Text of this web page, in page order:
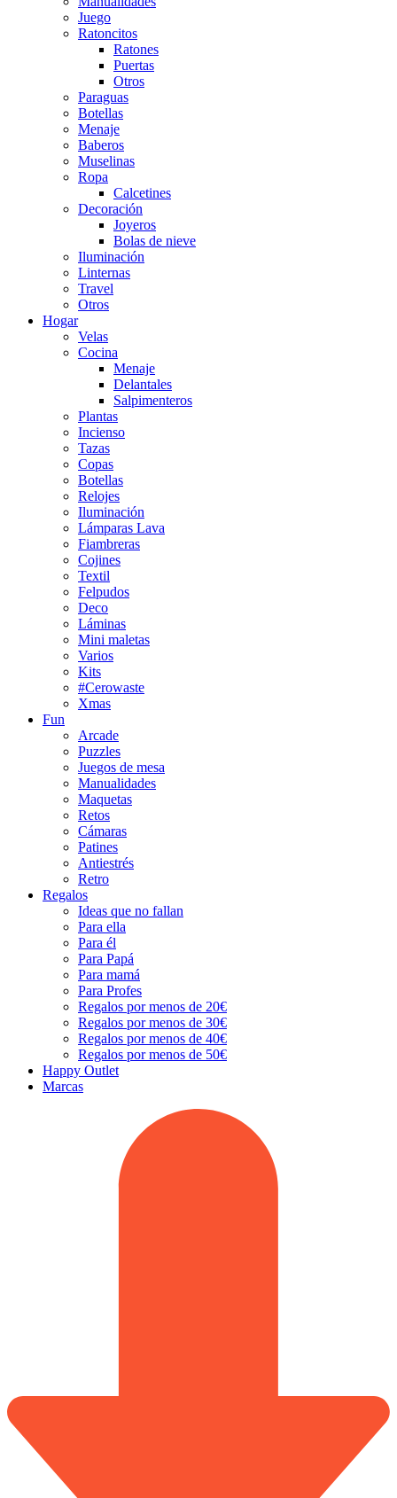
Juego
Ratoncitos
Ratones
Puertas
Otros
Paraguas
Botellas
Menaje
Baberos
Muselinas
Ropa
Calcetines
Decoración
Joyeros
Bolas de nieve
Iluminación
Linternas
Travel
Otros
Hogar
Velas
Cocina
Menaje
Delantales
Salpimenteros
Plantas
Incienso
Tazas
Copas
Botellas
Relojes
Iluminación
Lámparas Lava
Fiambreras
Cojines
Textil
Felpudos
Deco
Láminas
Mini maletas
Varios
Kits
#Cerowaste
Xmas
Fun
Arcade
Puzzles
Juegos de mesa
Manualidades
Maquetas
Retos
Cámaras
Patines
Antiestrés
Retro
Regalos
Ideas que no fallan
Para ella
Para él
Para Papá
Para mamá
Para Profes
Regalos por menos de 20€
Regalos por menos de 30€
Regalos por menos de 40€
Regalos por menos de 50€
Happy Outlet
Marcas